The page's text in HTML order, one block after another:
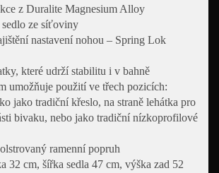
z Duralite Magnesium Alloy
sedlo ze síťoviny
nastavení nohou – Spring Lok
které udrží stabilitu i v bahně
umožňuje použití ve třech pozicích:
jako tradiční křeslo, na straně lehátka pro
bivaku, nebo jako tradiční nízkoprofilové
ramenní popruh
32 cm, šířka sedla 47 cm, výška zad 52